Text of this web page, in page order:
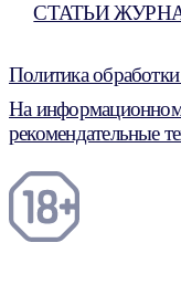
СТАТЬИ
Политика
На
рекомендательные